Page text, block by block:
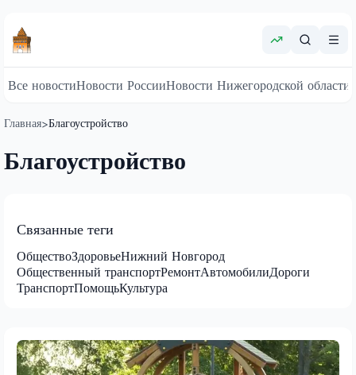
Все новостиНовости РоссииНовости Нижегородской области
Главная>Благоустройство
Благоустройство
Связанные теги
ОбществоЗдоровьеНижний Новгород
Общественный транспортРемонтАвтомобилиДороги
ТранспортПомощьКультура